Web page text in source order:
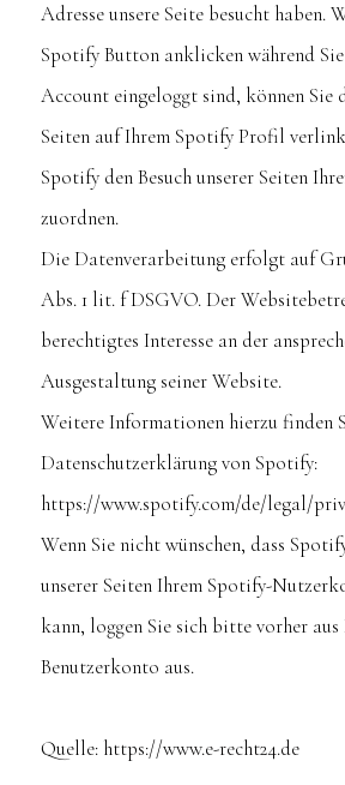
Adresse unsere Seite besucht haben.
Spotify Button anklicken während
Account eingeloggt sind, können Sie
Seiten auf Ihrem Spotify Profil
Spotify den Besuch unserer Seiten
zuordnen.
Die Datenverarbeitung erfolgt auf
Abs. 1 lit. f DSGVO. Der
berechtigtes Interesse an der
Ausgestaltung seiner Website.
Weitere Informationen hierzu finden
Datenschutzerklärung von Spotify:
https://www.spotify.com/de/legal/
Wenn Sie nicht wünschen, dass
unserer Seiten Ihrem Spotify-
kann, loggen Sie sich bitte vorher
Benutzerkonto aus.
Quelle: https://www.e-recht24.de